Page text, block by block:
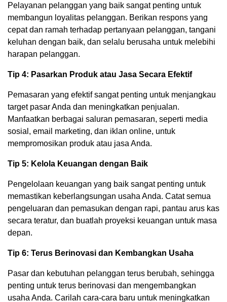
Pelayanan pelanggan yang baik sangat penting untuk
membangun loyalitas pelanggan. Berikan respons yang
cepat dan ramah terhadap pertanyaan pelanggan, tangani
keluhan dengan baik, dan selalu berusaha untuk melebihi
harapan pelanggan.
Tip 4: Pasarkan Produk atau Jasa Secara Efektif
Pemasaran yang efektif sangat penting untuk menjangkau
target pasar Anda dan meningkatkan penjualan.
Manfaatkan berbagai saluran pemasaran, seperti media
sosial, email marketing, dan iklan online, untuk
mempromosikan produk atau jasa Anda.
Tip 5: Kelola Keuangan dengan Baik
Pengelolaan keuangan yang baik sangat penting untuk
memastikan keberlangsungan usaha Anda. Catat semua
pengeluaran dan pemasukan dengan rapi, pantau arus kas
secara teratur, dan buatlah proyeksi keuangan untuk masa
depan.
Tip 6: Terus Berinovasi dan Kembangkan Usaha
Pasar dan kebutuhan pelanggan terus berubah, sehingga
penting untuk terus berinovasi dan mengembangkan
usaha Anda. Carilah cara-cara baru untuk meningkatkan